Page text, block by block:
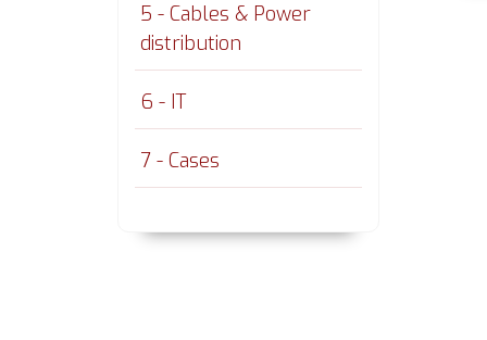
5 - Cables & Power
distribution
6 - IT
7 - Cases